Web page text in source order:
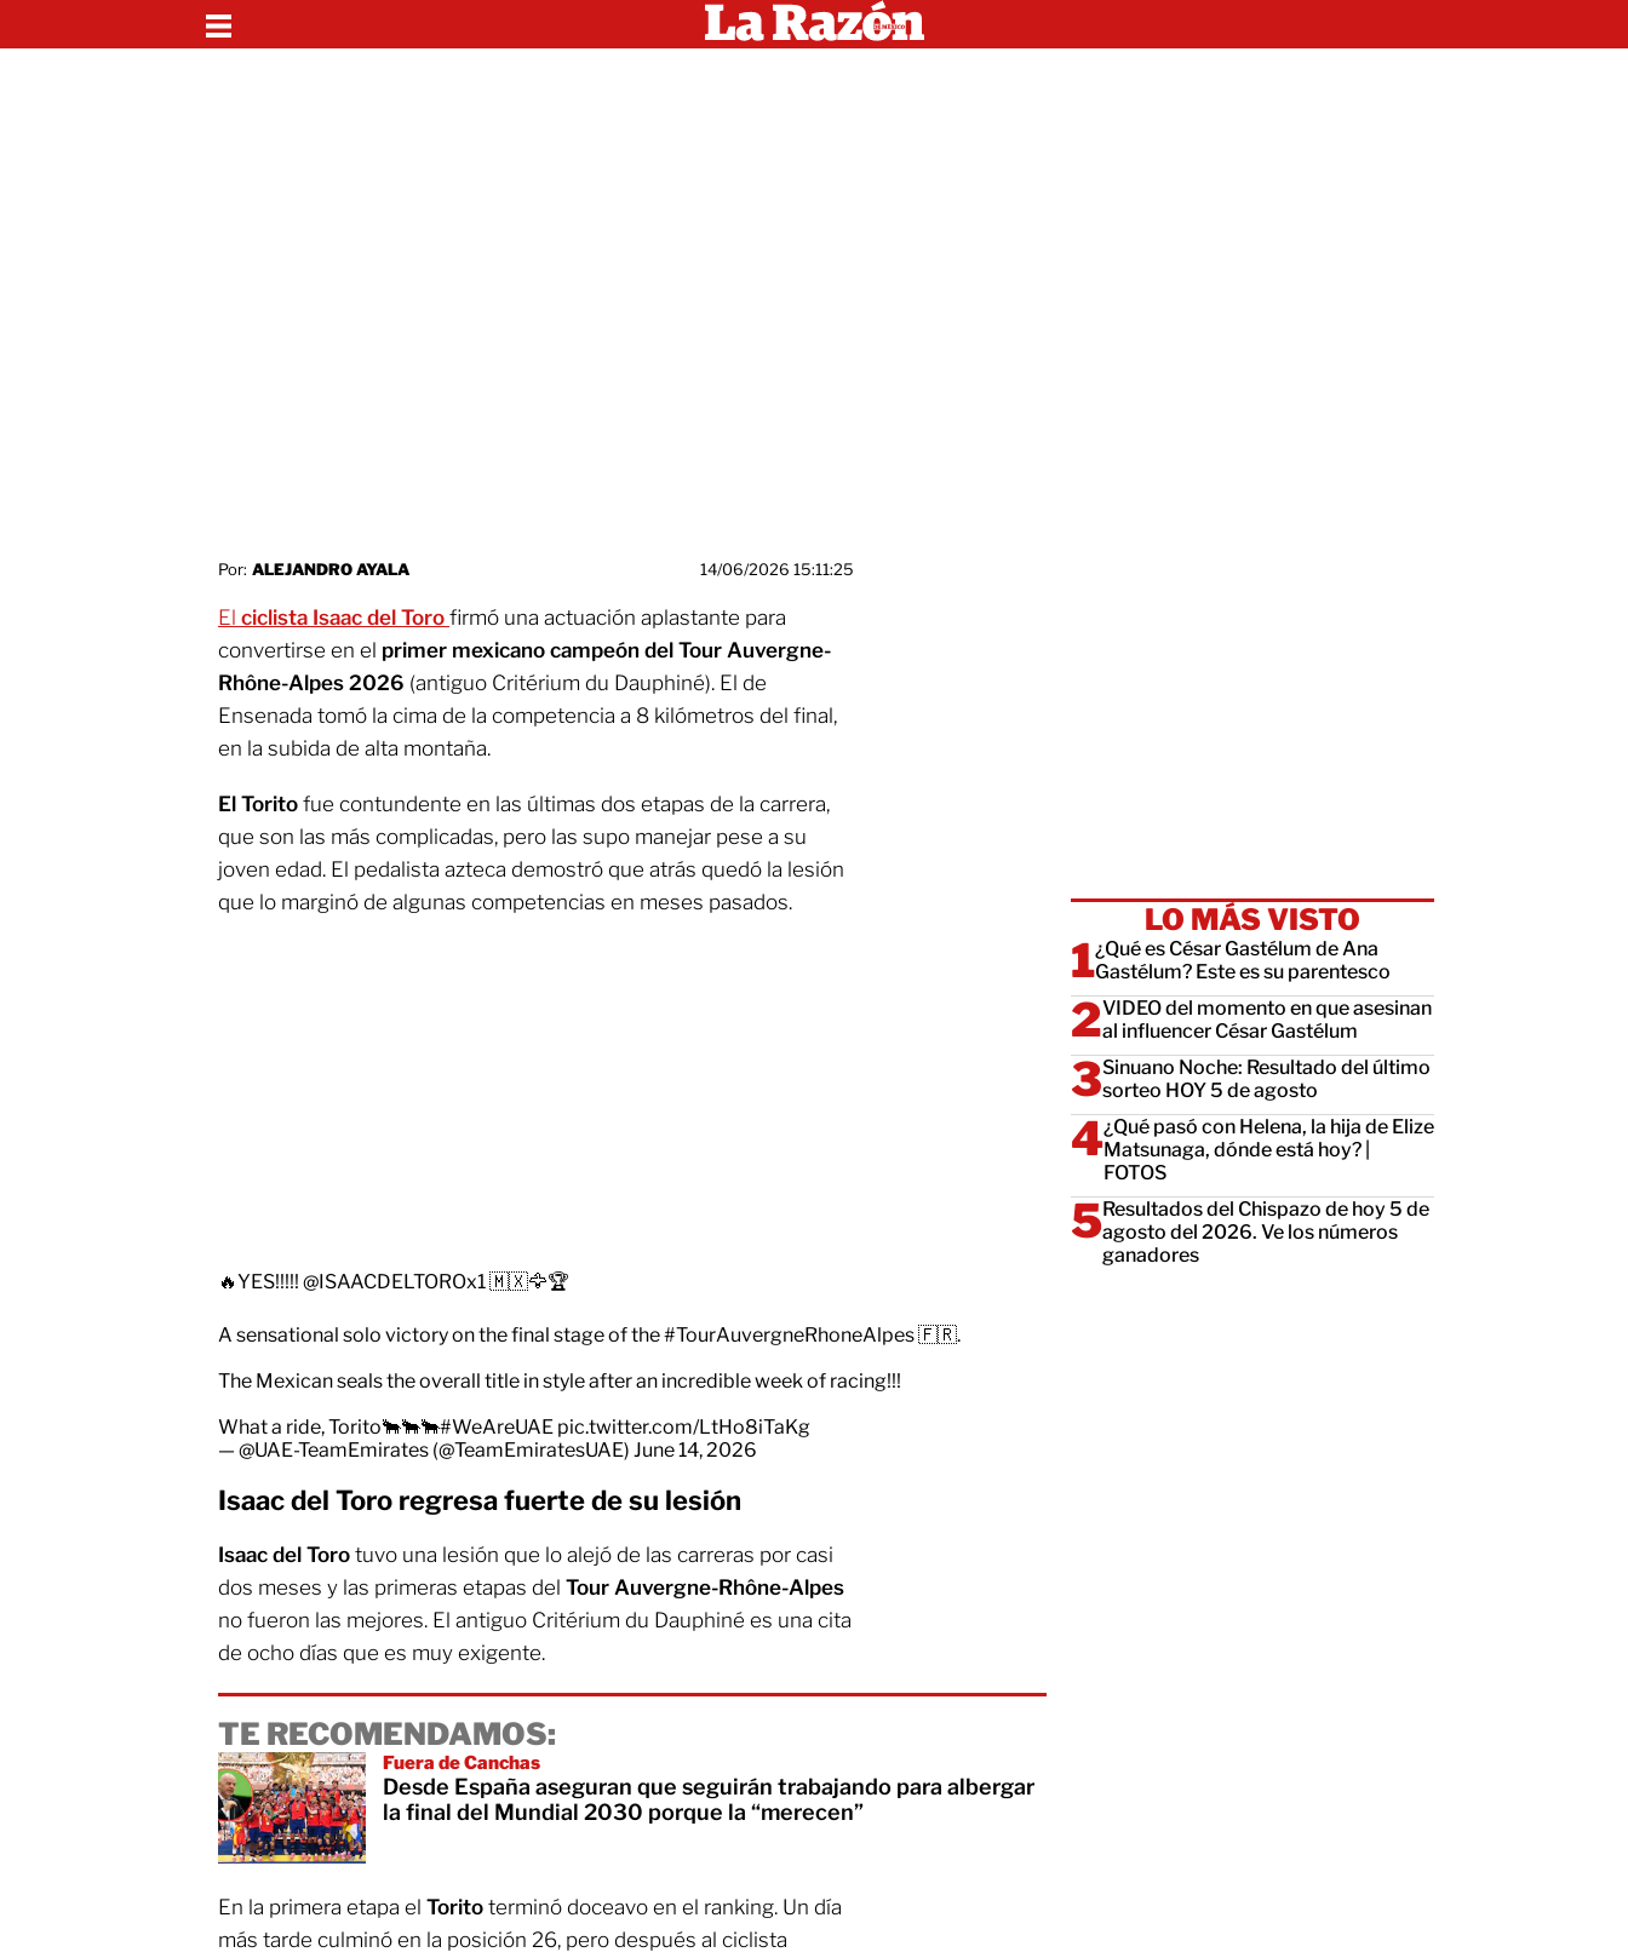
Por: ALEJANDRO AYALA 14/06/2026 15:11:25
El ciclista Isaac del Toro firmó una actuación aplastante para
convertirse en el primer mexicano campeón del Tour Auvergne-
Rhône-Alpes 2026 (antiguo Critérium du Dauphiné). El de
Ensenada tomó la cima de la competencia a 8 kilómetros del final,
en la subida de alta montaña.
El Torito fue contundente en las últimas dos etapas de la carrera,
que son las más complicadas, pero las supo manejar pese a su
joven edad. El pedalista azteca demostró que atrás quedó la lesión
que lo marginó de algunas competencias en meses pasados.
🔥YES!!!!! @ISAACDELTOROx1🇲🇽🦅🏆
A sensational solo victory on the final stage of the#TourAuvergneRhoneAlpes🇫🇷.
The Mexican seals the overall title in style after an incredible week of racing!!!
What a ride, Torito🐂🐂🐂#WeAreUAE pic.twitter.com/LtHo8iTaKg
— @UAE-TeamEmirates (@TeamEmiratesUAE) June 14, 2026
Isaac del Toro regresa fuerte de su lesión
Isaac del Toro tuvo una lesión que lo alejó de las carreras por casi
dos meses y las primeras etapas del Tour Auvergne-Rhône-Alpes
no fueron las mejores. El antiguo Critérium du Dauphiné es una cita
de ocho días que es muy exigente.
TE RECOMENDAMOS:
Fuera de Canchas
Desde España aseguran que seguirán trabajando para albergar
la final del Mundial 2030 porque la “merecen”
En la primera etapa el Torito terminó doceavo en el ranking. Un día
más tarde culminó en la posición 26, pero después al ciclista
LO MÁS VISTO
¿Qué es César Gastélum de Ana
Gastélum? Este es su parentesco
VIDEO del momento en que asesinan
al influencer César Gastélum
Sinuano Noche: Resultado del último
sorteo HOY 5 de agosto
¿Qué pasó con Helena, la hija de Elize
Matsunaga, dónde está hoy? |
FOTOS
Resultados del Chispazo de hoy 5 de
agosto del 2026. Ve los números
ganadores